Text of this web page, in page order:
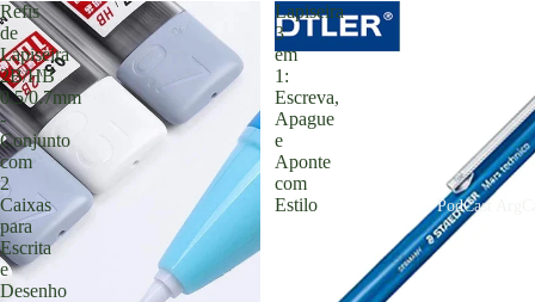
PodCast
Refis
de
Lapiseira
2B/HB
0.5/0.7mm
-
Conjunto
com
2
Caixas
para
Escrita
e
Desenho
Lapiseira
3
em
1:
Escreva,
Apague
e
Aponte
com
Estilo